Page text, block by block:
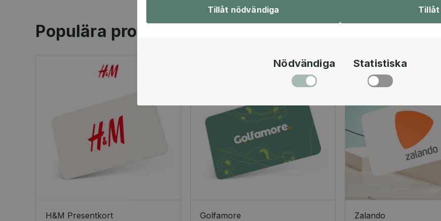
Tillåt nödvändiga Tillåt
Nödvändiga Statistiska
Populära produkter
H&M Presentkort
Golfamore
Zalando